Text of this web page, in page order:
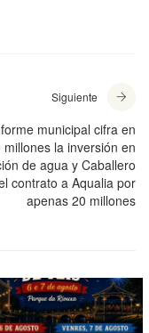
Siguiente
municipal cifra en
millones la inversión en
de agua y Caballero
contrato a Aqualia por
apenas 20 millones